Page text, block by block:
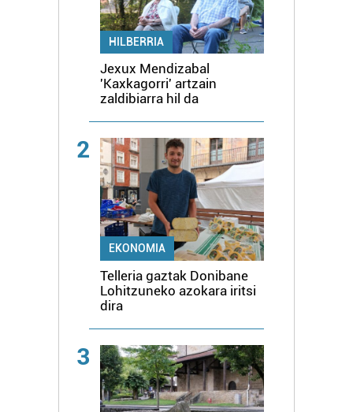
HILBERRIA
Jexux Mendizabal
'Kaxkagorri' artzain
zaldibiarra hil da
2
EKONOMIA
Telleria gaztak Donibane
Lohitzuneko azokara iritsi
dira
3